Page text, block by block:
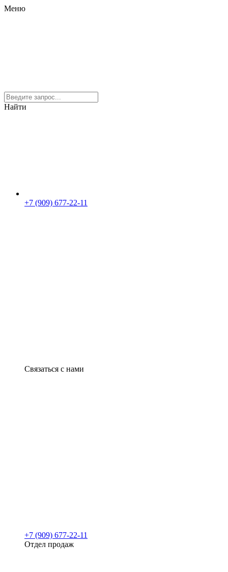
Меню
Найти
+7 (909) 677-22-11
Связаться с нами
+7 (909) 677-22-11
Отдел продаж